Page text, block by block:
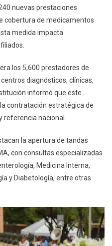
nuevas prestaciones
cobertura de medicamentos
medida impacta
los 5,600 prestadores de
diagnósticos, clínicas,
informó que este
contratación estratégica de
referencia nacional.
la apertura de tandas
con consultas especializadas
Medicina Interna,
y Diabetología, entre otras